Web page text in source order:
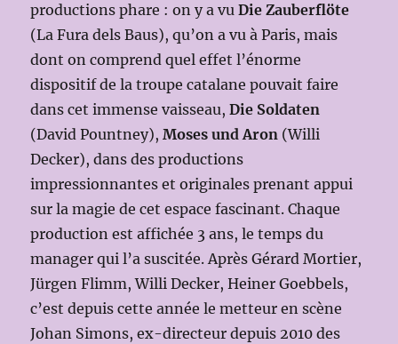
productions phare : on y a vuDie Zauberflöte
(La Fura dels Baus), qu’on a vu à Paris, mais
dont on comprend quel effet l’énorme
dispositif de la troupe catalane pouvait faire
dans cet immense vaisseau,Die Soldaten
(David Pountney),Moses und Aron (Willi
Decker), dans des productions
impressionnantes et originales prenant appui
sur la magie de cet espace fascinant. Chaque
production est affichée 3 ans, le temps du
manager qui l’a suscitée. Après Gérard Mortier,
Jürgen Flimm, Willi Decker, Heiner Goebbels,
c’est depuis cette année le metteur en scène
Johan Simons, ex-directeur depuis 2010 des